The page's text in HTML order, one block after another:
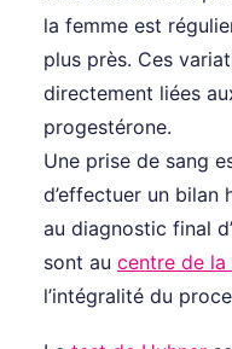
la femme est
plus près. Ces
directement liées
progestérone.
Une prise de sang
d’effectuer un bilan
au diagnostic final
sont au centre de
l’intégralité du